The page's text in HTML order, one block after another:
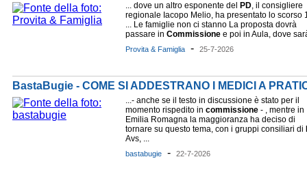
... dove un altro esponente del PD, il consigliere
regionale Iacopo Melio, ha presentato lo scorso
... Le famiglie non ci stanno La proposta dovrà
passare in Commissione e poi in Aula, dove
Provita & Famiglia - 25-7-2026
BastaBugie - COME SI ADDESTRANO I MEDICI A
...- anche se il testo in discussione è stato per il
momento rispedito in commissione - , mentre in
Emilia Romagna la maggioranza ha deciso di
tornare su questo tema, con i gruppi consiliari di
Avs, ...
bastabugie - 22-7-2026